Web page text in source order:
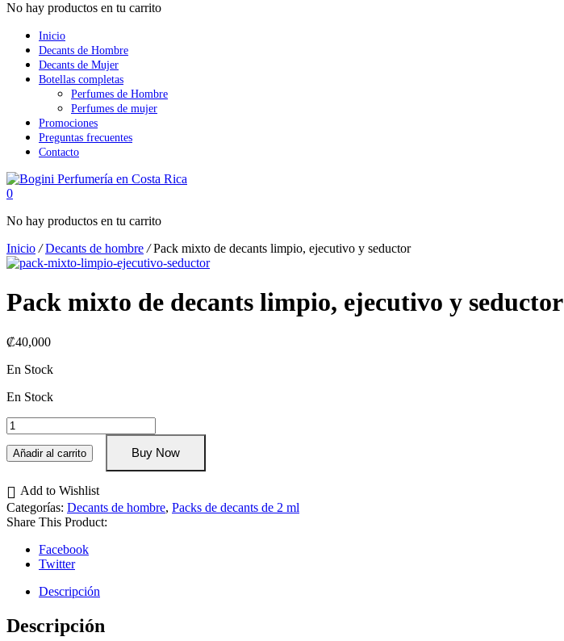
No hay productos en tu carrito
Inicio
Decants de Hombre
Decants de Mujer
Botellas completas
Perfumes de Hombre
Perfumes de mujer
Promociones
Preguntas frecuentes
Contacto
0
No hay productos en tu carrito
Inicio /Decants de hombre /Pack mixto de decants limpio, ejecutivo y seductor
Pack mixto de decants limpio, ejecutivo y seductor
₡40,000
En Stock
En Stock
Pack
mixto
de
ejecutivo
y
seductor
Añadir al carrito Buy Now
Add to Wishlist
Categorías: Decants de hombre, Packs de decants de 2 ml
Share This Product:
Facebook
Twitter
Descripción
Descripción